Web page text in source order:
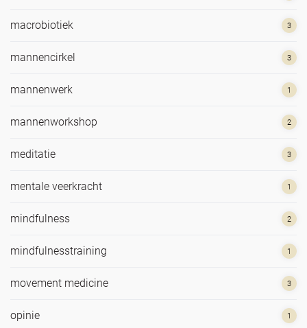
macrobiotiek 3
mannencirkel 3
mannenwerk 1
mannenworkshop 2
meditatie 3
mentale veerkracht 1
mindfulness 2
mindfulnesstraining 1
movement medicine 3
opinie 1